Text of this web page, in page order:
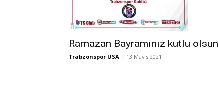
Ramazan Bayramınız kutlu olsun
Trabzonspor USA - 13 Mayıs 2021